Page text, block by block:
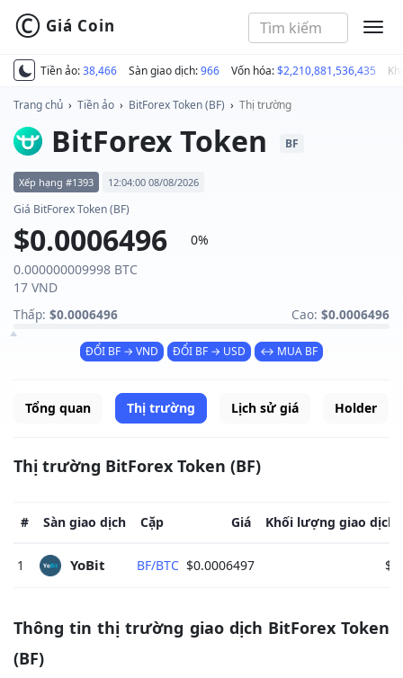
Tiền ảo:38,466 Sàn giao dịch:966 Vốn hóa:$2,210,881,536,435
© Giá Coin
Trang chủ › Tiền ảo › BitForex Token (BF) › Thị trường
BitForex Token BF
Xếp hạng #1393 12:04:00 08/08/2026
Giá BitForex Token (BF)
$0.0006496
0%
0.000000009998 BTC
17 VND
Thấp: $0.0006496 Cao: $0.0006496
ĐỔI BF → VND ĐỔI BF → USD ↔ MUA BF
Tổng quan Thị trường Lịch sử giá Holder
Thị trường BitForex Token (BF)
# Sàn giao dịch Cặp Giá Khối lượng giao dịch
1 YoBit BF/BTC $0.0006497 $0
Thông tin thị trường giao dịch BitForex Token
(BF)